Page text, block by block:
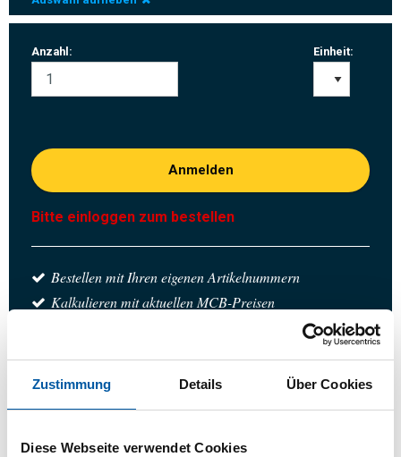
Zustimmung Details Über Cookies
Diese Webseite verwendet Cookies
Anzahl: Einheit:
Anmelden
Bitte einloggen zum bestellen
Bestellen mit Ihren eigenen Artikelnummern
Kalkulieren mit aktuellen MCB-Preisen
Verfolgen Sie Ihre Bestellung über Track&Trace